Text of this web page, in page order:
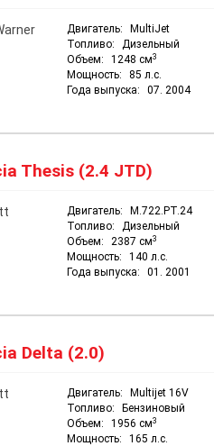
Двигатель:
MultiJet
Топливо:
Дизельный
Объем:
1248 см3
Мощность:
85 л.с.
Года выпуска:
07. 2004
Thesis (2.4 JTD)
Двигатель:
M.722.PT.24
Топливо:
Дизельный
Объем:
2387 см3
Мощность:
140 л.с.
Года выпуска:
01. 2001
Delta (2.0)
Двигатель:
Multijet 16V
Топливо:
Бензиновый
Объем:
1956 см3
Мощность:
165 л.с.